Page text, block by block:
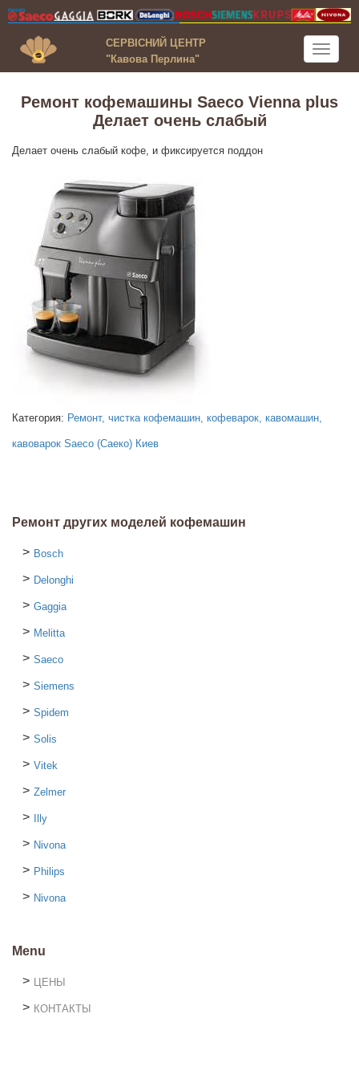
Toggle
СЕРВІСНИЙ ЦЕНТР
"Кавова Перлина"
Ремонт кофемашины Saeco Vienna plus
Делает очень слабый
Делает очень слабый кофе, и фиксируется поддон
Категория: Ремонт, чистка кофемашин, кофеварок, кавомашин,
кавоварок Saeco (Саеко) Киев
Ремонт других моделей кофемашин
Bosch
Delonghi
Gaggia
Melitta
Saeco
Siemens
Spidem
Solis
Vitek
Zelmer
Illy
Nivona
Philips
Nivona
Menu
ЦЕНЫ
КОНТАКТЫ